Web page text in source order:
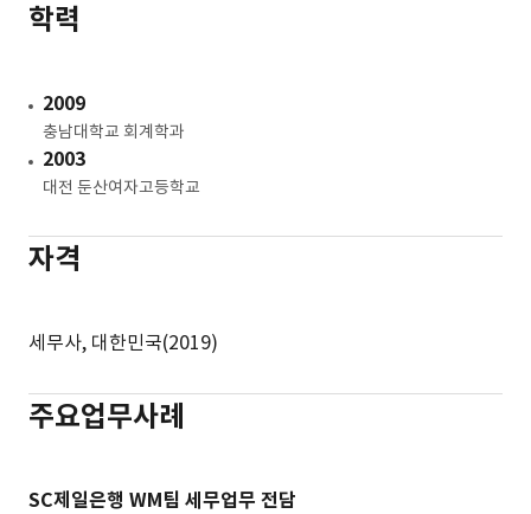
학력
2009
충남대학교 회계학과
2003
대전 둔산여자고등학교
자격
세무사, 대한민국(2019)
주요업무사례
SC제일은행 WM팀 세무업무 전담